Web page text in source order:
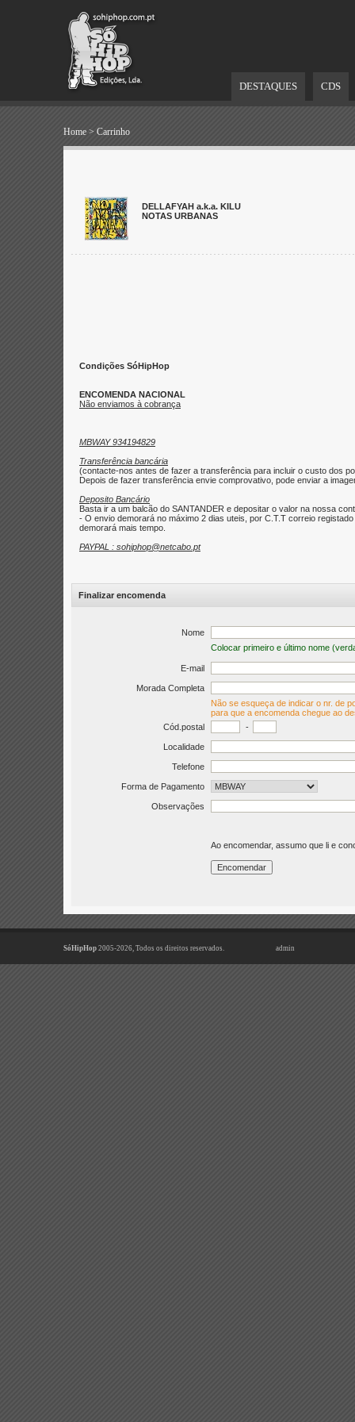
DESTAQUES CDS
Home > Carrinho
DELLAFYAH a.k.a. KILU
NOTAS URBANAS
Condições SóHipHop
ENCOMENDA NACIONAL
Não enviamos à cobrança
MBWAY 934194829
Transferência bancária
(contacte-nos antes de fazer a transferência para incluir o custo dos
Depois de fazer transferência envie comprovativo, pode enviar a
Deposito Bancário
Basta ir a um balcão do SANTANDER e depositar o valor na nossa
- O envio demorará no máximo 2 dias uteis, por C.T.T correio
demorará mais tempo.
PAYPAL : sohiphop@netcabo.pt
Finalizar encomenda
Nome
Colocar primeiro e último nome
E-mail
Morada Completa
Não se esqueça de indicar o nr. de
para que a encomenda chegue ao
Cód.postal
-
Localidade
Telefone
Forma de Pagamento
Observações
Ao encomendar, assumo que li e
SóHipHop 2005-2026, Todos os direitos reservados. admin